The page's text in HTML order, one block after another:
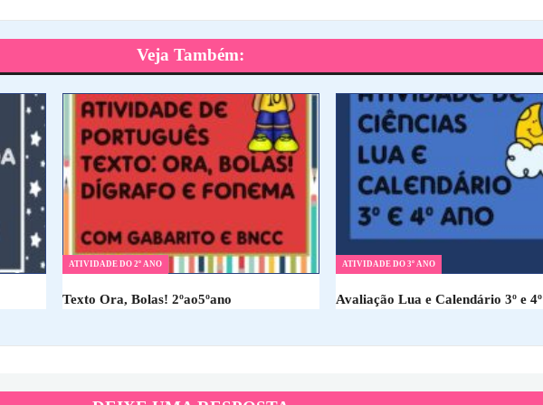
Veja Também:
ATIVIDADE DO 2º ANO
Texto Ora, Bolas! 2ºao5ºano
ATIVIDADE DO 3º ANO
Avaliação Lua e Calendário 3º e